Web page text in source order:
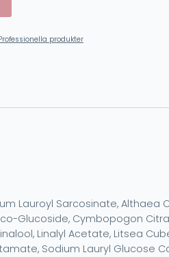
produkter
Lauroyl Sarcosinate, Althaea
Glucoside, Cymbopogon
Linalyl Acetate, Litsea
Sodium Lauryl Glucose